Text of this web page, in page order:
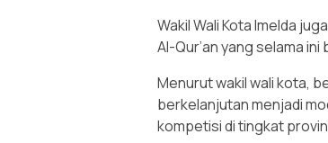
Wakil Wali Kota Imelda
Al-Qur’an yang selama
Menurut wakil wali kota,
berkelanjutan menjadi
kompetisi di tingkat